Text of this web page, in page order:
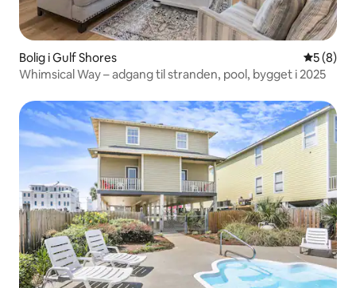
Bolig i Gulf Shores 5 ud af 5
5 (8)
Whimsical Way – adgang til stranden, pool, bygget i 2025